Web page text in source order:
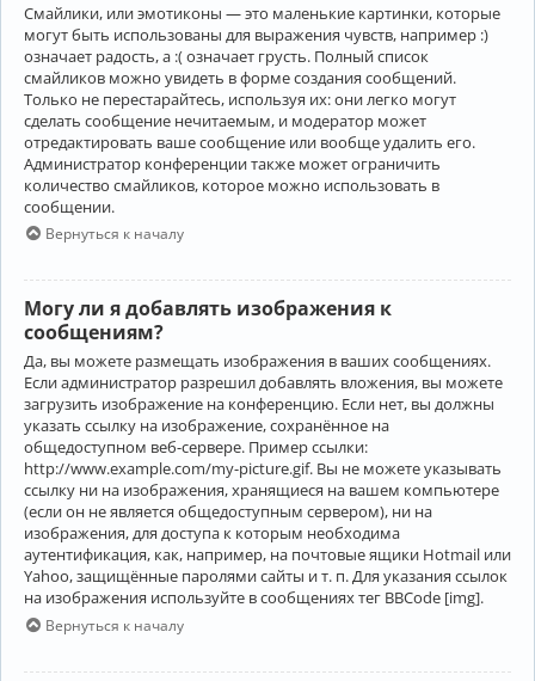
Смайлики, или эмотиконы — это маленькие картинки, которые
могут быть использованы для выражения чувств, например :)
означает радость, а :( означает грусть. Полный список
смайликов можно увидеть в форме создания сообщений.
Только не перестарайтесь, используя их: они легко могут
сделать сообщение нечитаемым, и модератор может
отредактировать ваше сообщение или вообще удалить его.
Администратор конференции также может ограничить
количество смайликов, которое можно использовать в
сообщении.
Вернуться к началу
Могу ли я добавлять изображения к
сообщениям?
Да, вы можете размещать изображения в ваших сообщениях.
Если администратор разрешил добавлять вложения, вы можете
загрузить изображение на конференцию. Если нет, вы должны
указать ссылку на изображение, сохранённое на
общедоступном веб-сервере. Пример ссылки:
http://www.example.com/my-picture.gif. Вы не можете указывать
ссылку ни на изображения, хранящиеся на вашем компьютере
(если он не является общедоступным сервером), ни на
изображения, для доступа к которым необходима
аутентификация, как, например, на почтовые ящики Hotmail или
Yahoo, защищённые паролями сайты и т. п. Для указания ссылок
на изображения используйте в сообщениях тег BBCode [img].
Вернуться к началу